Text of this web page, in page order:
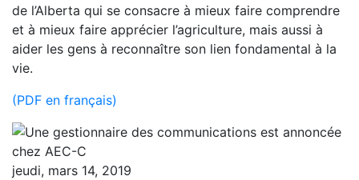
de l’Alberta qui se consacre à mieux faire comprendre
et à mieux faire apprécier l’agriculture, mais aussi à
aider les gens à reconnaître son lien fondamental à la
vie.
(PDF en français)
jeudi, mars 14, 2019